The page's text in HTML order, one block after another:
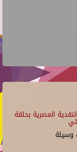
المصرية بحلقة
وسيلة